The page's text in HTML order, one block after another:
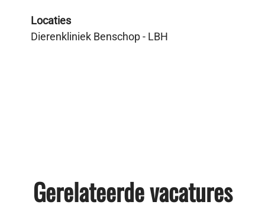
Locaties
Dierenkliniek Benschop - LBH
Gerelateerde vacatures